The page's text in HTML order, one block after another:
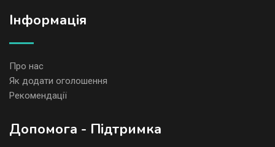
Iнформація
Про нас
Як додати оголошення
Рекомендації
Допомога - Підтримка